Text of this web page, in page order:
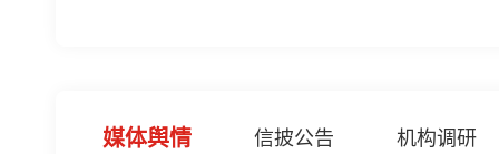
媒体舆情 信披公告 机构调研